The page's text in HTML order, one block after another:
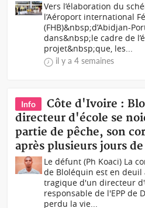
Vers l’élaboration du
l’Aéroport international
(FHB)&nbsp;d’Abidjan-
dans&nbsp;le cadre de
projet&nbsp;que, les...
il y a 4 semaines
Info
Côte d'Ivoire :
directeur d'école se
partie de pêche, son
après plusieurs jours
Le défunt (Ph Koaci) La
de Bloléquin est en deuil
tragique d'un directeur
responsable de l'EPP de
perdu la vie...